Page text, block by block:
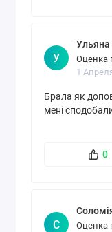
компонентов
У
Ульяна
Оценка
1
Брала як
мені
0
С
Оценка